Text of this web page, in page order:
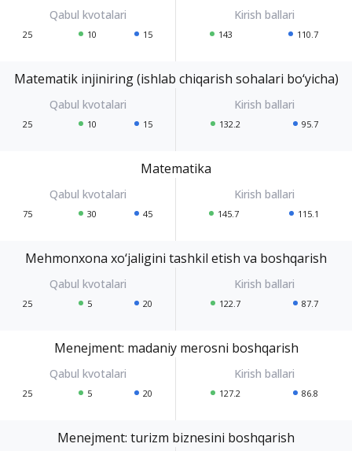
25 10 15 143 110.7
Matematik injiniring (ishlab chiqarish sohalari bo‘yicha)
25 10 15 132.2 95.7
Matematika
75 30 45 145.7 115.1
Mehmonxona xo‘jaligini tashkil etish va boshqarish
25 5 20 122.7 87.7
Menejment: madaniy merosni boshqarish
25 5 20 127.2 86.8
Menejment: turizm biznesini boshqarish